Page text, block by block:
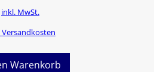
inkl. MwSt.
Versandkosten
Warenkorb